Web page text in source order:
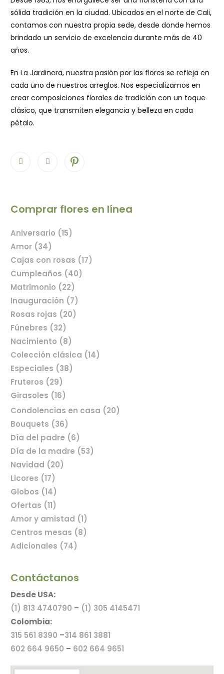
sólida tradición en la ciudad. Ubicados en el norte de Cali,
contamos con nuestra propia sede, desde donde hemos
brindado un servicio de excelencia durante más de 40
años.
En La Jardinera, nuestra pasión por las flores se refleja en
cada uno de nuestros arreglos. Nos especializamos en
crear composiciones florales de tradición con un toque
clásico, que transmiten elegancia y belleza en cada
pétalo.
Comprar flores en línea
Aniversario (15)
Amor (34)
Cajas con rosas (17)
Cumpleaños (40)
Matrimonio (22)
Inauguración (7)
Rosas rojas (20)
Fúnebres (32)
Nacimiento (8)
Colección clásica (14)
Especiales (38)
Fruteros (29)
Girasoles (16)
Comprar flores en línea
Condolencias en casa (20)
Bouquets (36)
Día del padre (6)
Día de la madre (53)
Navidad (20)
Licores (17)
Globos (14)
Ofertas (11)
Amor y amistad (1)
Centros mesas (8)
Adicionales (74)
Contáctanos
Desde USA:
(1) 813 4740790 – (1) 305 4145471
Colombia:
315 561 8390 –314 861 3881
602 664 9650 – 602 664 9651